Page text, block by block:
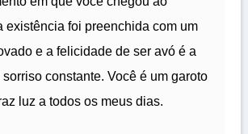
existência foi preenchida com um
e a felicidade de ser avó é a
constante. Você é um garoto
luz a todos os meus dias.